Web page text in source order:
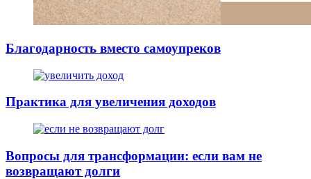
Благодарность вместо самоупреков
Практика для увеличения доходов
Вопросы для трансформации: если вам не
возвращают долги